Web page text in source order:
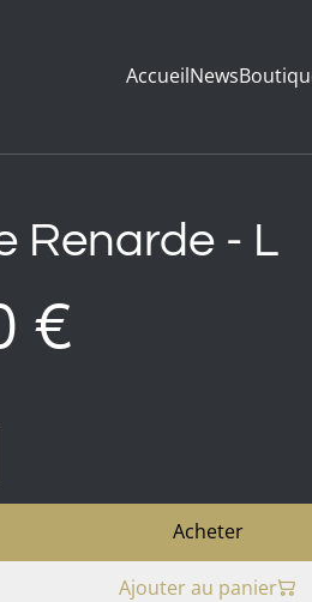
AccueilNews
Renarde - L
€
Acheter
Ajouter au panier